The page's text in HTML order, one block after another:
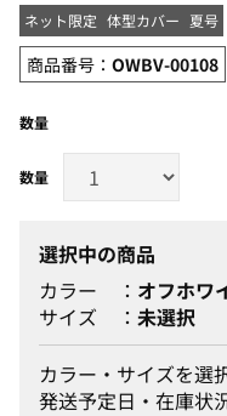
ネット限定 体型カバー 夏号
商品番号： OWBV-00108
数量
選択中の商品
カラー
オフホワ
サイズ
未選択
カラー・サイズを選
発送予定日・在庫状